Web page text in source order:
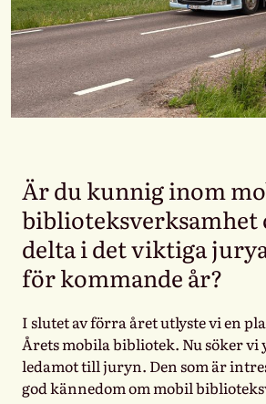
Är du kunnig inom
biblioteksverksamhet
delta i det viktiga
för kommande år?
I slutet av förra året utlyste vi en
Årets mobila bibliotek. Nu söker vi
ledamot till juryn. Den som är
god kännedom om mobil